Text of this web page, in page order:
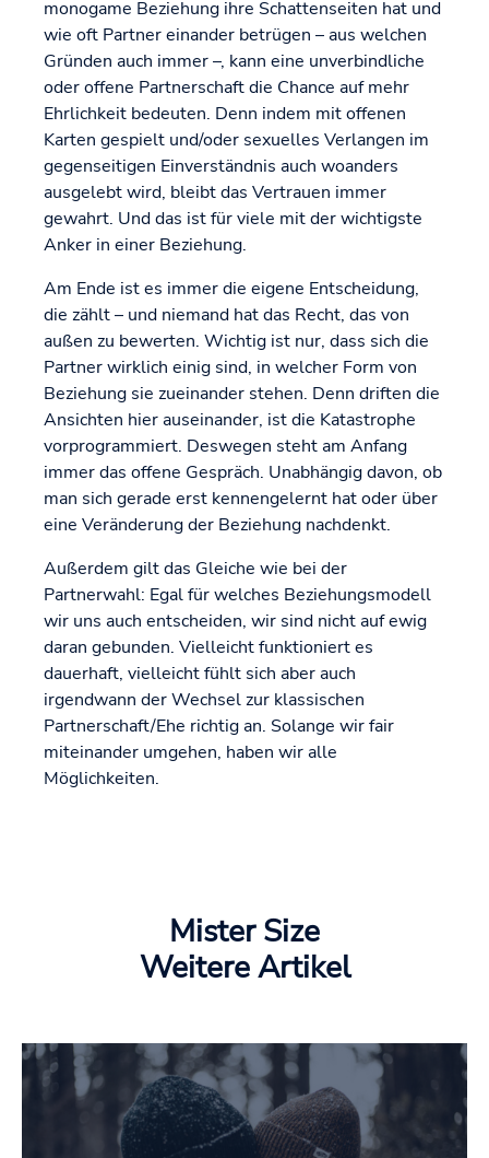
monogame Beziehung ihre Schattenseiten hat und
wie oft Partner einander betrügen – aus welchen
Gründen auch immer –, kann eine unverbindliche
oder offene Partnerschaft die Chance auf mehr
Ehrlichkeit bedeuten. Denn indem mit offenen
Karten gespielt und/oder sexuelles Verlangen im
gegenseitigen Einverständnis auch woanders
ausgelebt wird, bleibt das Vertrauen immer
gewahrt. Und das ist für viele mit der wichtigste
Anker in einer Beziehung.
Am Ende ist es immer die eigene Entscheidung,
die zählt – und niemand hat das Recht, das von
außen zu bewerten. Wichtig ist nur, dass sich die
Partner wirklich einig sind, in welcher Form von
Beziehung sie zueinander stehen. Denn driften die
Ansichten hier auseinander, ist die Katastrophe
vorprogrammiert. Deswegen steht am Anfang
immer das offene Gespräch. Unabhängig davon, ob
man sich gerade erst kennengelernt hat oder über
eine Veränderung der Beziehung nachdenkt.
Außerdem gilt das Gleiche wie bei der
Partnerwahl: Egal für welches Beziehungsmodell
wir uns auch entscheiden, wir sind nicht auf ewig
daran gebunden. Vielleicht funktioniert es
dauerhaft, vielleicht fühlt sich aber auch
irgendwann der Wechsel zur klassischen
Partnerschaft/Ehe richtig an. Solange wir fair
miteinander umgehen, haben wir alle
Möglichkeiten.
Mister Size
Weitere Artikel